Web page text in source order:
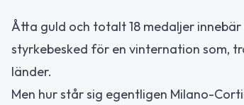
Åtta guld och totalt 18 medaljer
styrkebesked för en vinternation som,
länder.
Men hur står sig egentligen Milano-